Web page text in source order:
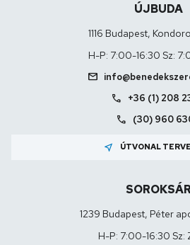
ÚJBUDA
1116 Budapest,
H-P: 7:00-16:30 Sz:
mail
call +36 (1) 208
call (30) 960
near_me ÚTVONAL
SOROKSÁR
1239 Budapest, Péter
H-P: 7:00-16:30 Sz: